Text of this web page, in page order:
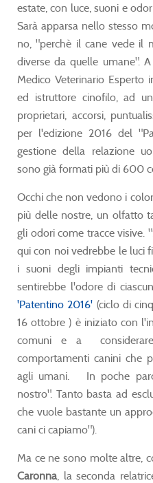
estate, con luce, suoni e
Sarà apparsa nello stesso
no, "perchè il cane vede il
diverse da quelle umane".
Medico Veterinario Esperto
ed istruttore cinofilo, ad
proprietari, accorsi,
per l'edizione 2016 del
gestione della relazione
sono già formati più di 600
Occhi che non vedono i
più delle nostre, un olfatto
gli odori come tracce visive.
qui con noi vedrebbe le luci
i suoni degli impianti
sentirebbe l'odore di
'Patentino 2016' (ciclo di
16 ottobre ) è iniziato con
comuni e a
comportamenti canini che
agli umani. In poche
nostro". Tanto basta ad
che vuole bastante un
cani ci capiamo").
Ma ce ne sono molte altre,
Caronna , la seconda